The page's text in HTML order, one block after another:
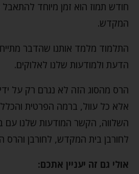
חודש תמוז הוא זמן מיוחד להתאבל
המקדש.
התלמוד מלמד אותנו שהדבר
הדעת ולמודעות שלנו לאלוקים.
הרס מהסוג הזה לא נגרם רק על
אלא כל עוול, ברמה הפרטית
השלווה, הקשר המודעות שלנו עם
לחורבן בית המקדש, לחורבן והרס
אולי גם זה יעניין אתכם: